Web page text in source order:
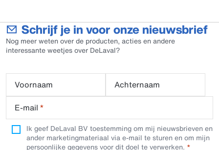
Schrijf je in voor onze nieuwsbrief
Nog meer weten over de producten, acties en andere
interessante weetjes over DeLaval?
Voornaam
Achternaam
E-mail *
Ik geef DeLaval BV toestemming om mij nieuwsbrieven en
ander marketingmateriaal via e-mail te sturen en om mijn
persoonlijke gegevens voor dit doel te verwerken.